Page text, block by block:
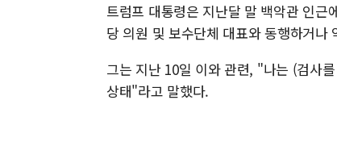
트럼프 대통령은 지난달 말 백악관 인
당 의원 및 보수단체 대표와 동행하거나
그는 지난 10일 이와 관련, "나는 (검사
상태"라고 말했다.